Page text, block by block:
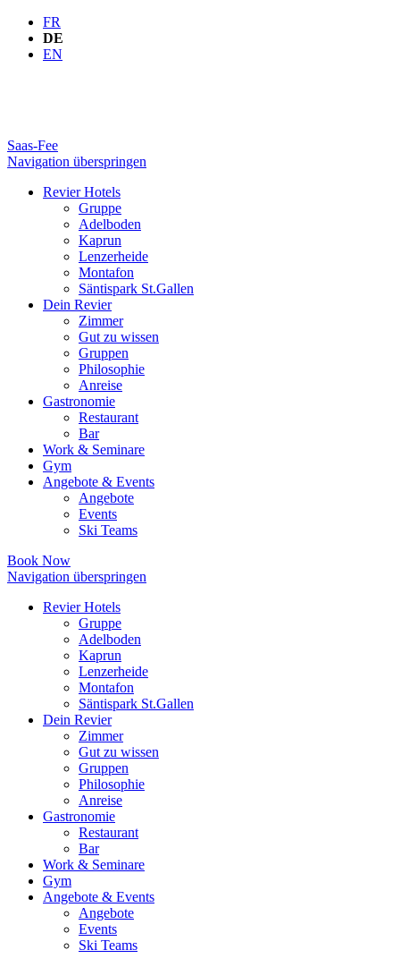
FR
DE
EN
Saas-Fee
Navigation überspringen
Revier Hotels
Gruppe
Adelboden
Kaprun
Lenzerheide
Montafon
Säntispark St.Gallen
Dein Revier
Zimmer
Gut zu wissen
Gruppen
Philosophie
Anreise
Gastronomie
Restaurant
Bar
Work & Seminare
Gym
Angebote & Events
Angebote
Events
Ski Teams
Book Now
Navigation überspringen
Revier Hotels
Gruppe
Adelboden
Kaprun
Lenzerheide
Montafon
Säntispark St.Gallen
Dein Revier
Zimmer
Gut zu wissen
Gruppen
Philosophie
Anreise
Gastronomie
Restaurant
Bar
Work & Seminare
Gym
Angebote & Events
Angebote
Events
Ski Teams